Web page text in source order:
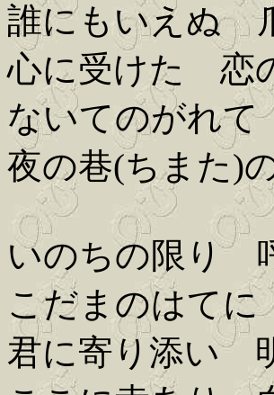
誰にもいえぬ
心に受けた 恋
ないてのがれ
夜の巷(ちまた)
いのちの限り
こだまのはて
君に寄り添い